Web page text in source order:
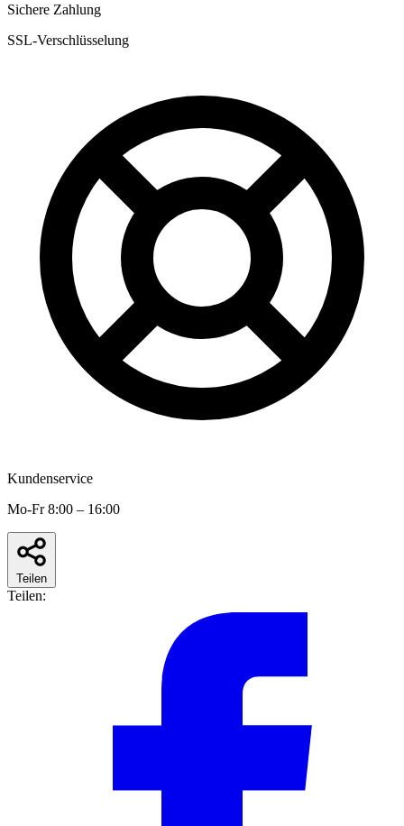
Sichere Zahlung
SSL-Verschlüsselung
Kundenservice
Mo-Fr 8:00 – 16:00
Teilen
Teilen: